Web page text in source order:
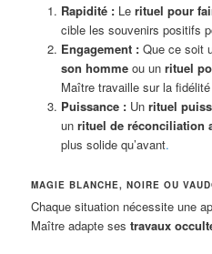
Rapidité :Le rituel pour
cible les souvenirs positifs
Engagement :Que ce soit
son hommeou un rituel
Maître travaille sur la fidélité
Puissance :Un rituel
un rituel de réconciliation
plus solide qu’avant.
MAGIE BLANCHE, NOIRE OU
Chaque situation nécessite une
Maître adapte sestravaux